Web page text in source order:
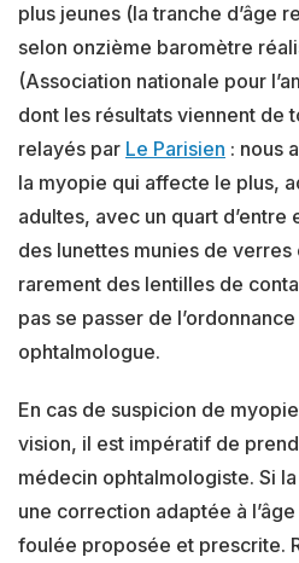
plus jeunes (la tranche d’âge
selon onzième baromètre
(Association nationale pour
dont les résultats viennent de
relayés par Le Parisien : nous
la myopie qui affecte le plus,
adultes, avec un quart
des lunettes munies de
rarement des lentilles de
pas se passer de
ophtalmologue.
En cas de suspicion de
vision, il est impératif de
médecin ophtalmologiste. Si
une correction adaptée à
foulée proposée et prescrite.